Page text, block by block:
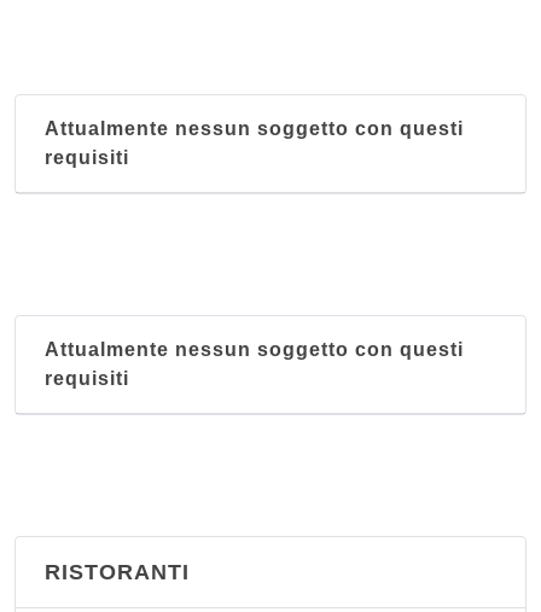
Attualmente nessun soggetto con questi
requisiti
Attualmente nessun soggetto con questi
requisiti
RISTORANTI